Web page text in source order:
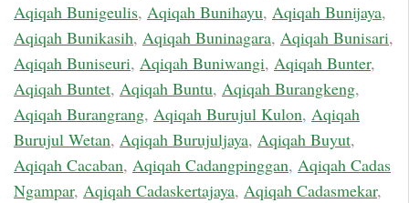
Aqiqah Bunigeulis, Aqiqah Bunihayu, Aqiqah Bunijaya,
Aqiqah Bunikasih, Aqiqah Buninagara, Aqiqah Bunisari,
Aqiqah Buniseuri, Aqiqah Buniwangi, Aqiqah Bunter,
Aqiqah Buntet, Aqiqah Buntu, Aqiqah Burangkeng,
Aqiqah Burangrang, Aqiqah Burujul Kulon, Aqiqah
Burujul Wetan, Aqiqah Burujuljaya, Aqiqah Buyut,
Aqiqah Cacaban, Aqiqah Cadangpinggan, Aqiqah Cadas
Ngampar, Aqiqah Cadaskertajaya, Aqiqah Cadasmekar,